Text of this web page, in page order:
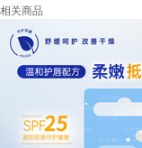
相关商品